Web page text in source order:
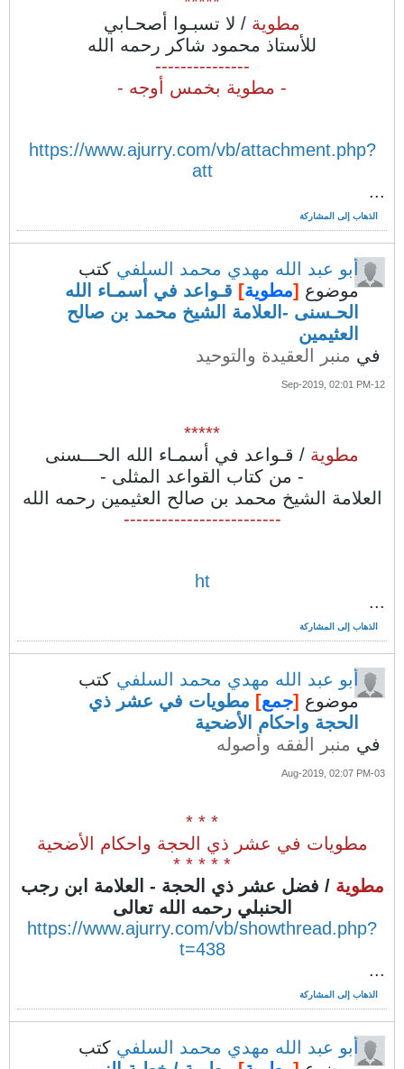
مطوية / لا تسبـوا أصحـابي
للأستاذ محمود شاكر رحمه الله
---------------
- مطوية بخمس أوجه -
https://www.ajurry.com/vb/attachment.php?
att
...
الذهاب إلى المشاركة
أبو عبد الله مهدي محمد السلفي كتب
موضوع [مطوية] قـواعد في أسمـاء الله
الحـسنى -العلامة الشيخ محمد بن صالح
العثيمين
في منبر العقيدة والتوحيد
12-Sep-2019, 02:01 PM
*****
مطوية / قـواعد في أسمـاء الله الحـــسنى
- من كتاب القواعد المثلى -
العلامة الشيخ محمد بن صالح العثيمين رحمه الله
-------------------------
ht
...
الذهاب إلى المشاركة
أبو عبد الله مهدي محمد السلفي كتب
موضوع [جمع] مطويات في عشر ذي
الحجة واحكام الأضحية
في منبر الفقه وأصوله
03-Aug-2019, 02:07 PM
* * *
مطويات في عشر ذي الحجة واحكام الأضحية
* * * * *
مطوية / فضل عشر ذي الحجة - العلامة ابن رجب
الحنبلي رحمه الله تعالى
https://www.ajurry.com/vb/showthread.php?
t=438
...
الذهاب إلى المشاركة
أبو عبد الله مهدي محمد السلفي كتب